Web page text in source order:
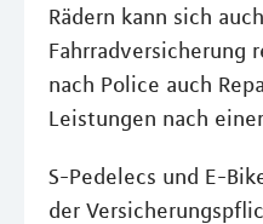
Rädern kann sich
Fahrradversicherung
nach Police auch
Leistungen nach
S-Pedelecs und E-
der